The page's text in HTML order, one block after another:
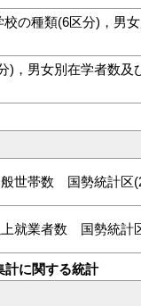
校の種類(6区分)，男
)，男女別在学者数
世帯数 国勢統計区
就業者数 国勢統計
計に関する統計